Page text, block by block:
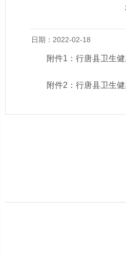
日期：2022-02-18
附件1： 行唐县卫生
附件2： 行唐县卫生